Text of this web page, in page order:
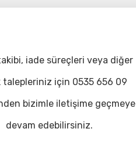
iade süreçleri veya diğer
talepleriniz için 0535 656 09
bizimle iletişime geçmeye
devam edebilirsiniz.